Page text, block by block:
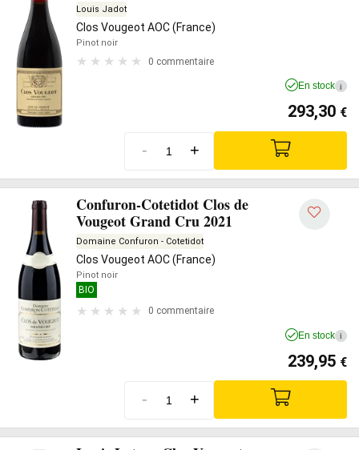
Louis Jadot
Clos Vougeot AOC (France)
Pinot noir
0 commentaire
En stock i
293,30 €
- +
Confuron-Cotetidot Clos de
Vougeot Grand Cru 2021
Domaine Confuron - Cotetidot
Clos Vougeot AOC (France)
Pinot noir
BIO
0 commentaire
En stock i
239,95 €
- +